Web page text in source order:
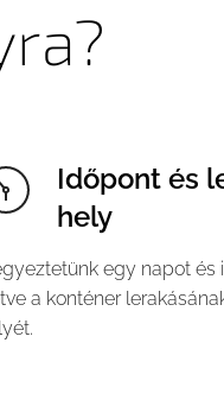
Időpont és
hely
egy napot és
a konténer